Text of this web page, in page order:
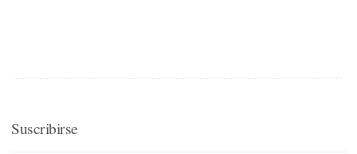
Suscribirse